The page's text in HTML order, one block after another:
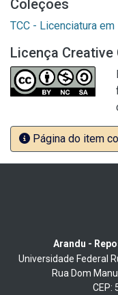
Coleções
TCC - Licenciatura
Licença Creative
Página do item
Arandu -
Universidade Federal
Rua Dom
CEP: